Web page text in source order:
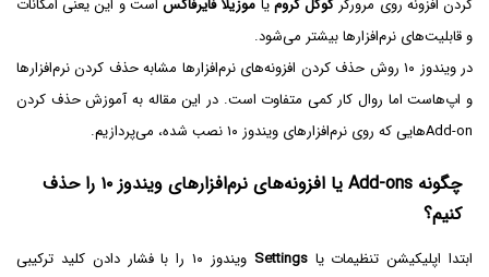
و قابلیت‌های نرم‌افزارها بیشتر می‌شود.
در ویندوز ۱۰ روش حذف کردن افزونه‌های نرم‌افزارها مشابه حذف کردن نرم‌افزارها
و اپ‌هاست اما روال کار کمی متفاوت است. در این مقاله به آموزش حذف کردن
Add-onهایی که روی نرم‌افزارهای ویندوز ۱۰ نصب شده، می‌پردازیم.
چگونه Add-ons یا افزونه‌های نرم‌افزارهای ویندوز ۱۰ را حذف
کنیم؟
ابتدا اپلیکیشن تنظیمات یاSettings ویندوز ۱۰ را با فشار دادن کلید ترکیبی